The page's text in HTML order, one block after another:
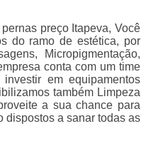
preço Itapeva, Você
do ramo de estética, por
Micropigmentação,
conta com um time
em equipamentos
também Limpeza
a sua chance para
dispostos a sanar todas as